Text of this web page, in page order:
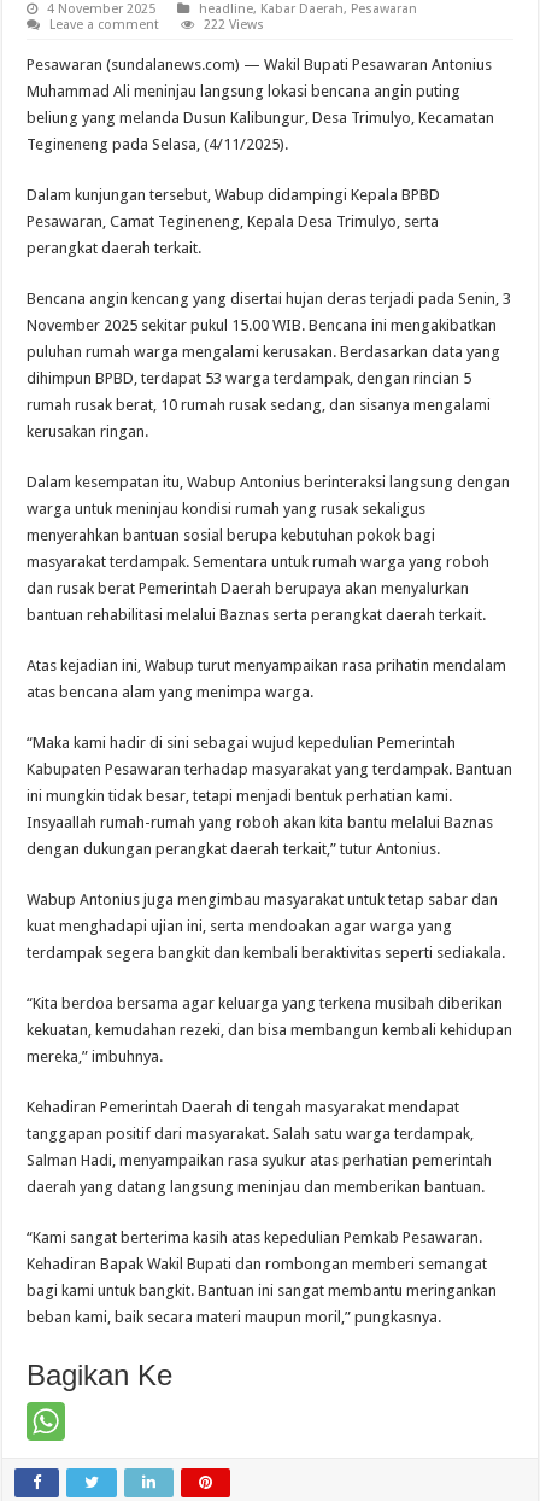
4 November 2025 headline, Kabar Daerah, Pesawaran
Leave a comment
222 Views
Pesawaran (sundalanews.com) — Wakil Bupati Pesawaran Antonius
Muhammad Ali meninjau langsung lokasi bencana angin puting
beliung yang melanda Dusun Kalibungur, Desa Trimulyo, Kecamatan
Tegineneng pada Selasa, (4/11/2025).
Dalam kunjungan tersebut, Wabup didampingi Kepala BPBD
Pesawaran, Camat Tegineneng, Kepala Desa Trimulyo, serta
perangkat daerah terkait.
Bencana angin kencang yang disertai hujan deras terjadi pada Senin, 3
November 2025 sekitar pukul 15.00 WIB. Bencana ini mengakibatkan
puluhan rumah warga mengalami kerusakan. Berdasarkan data yang
dihimpun BPBD, terdapat 53 warga terdampak, dengan rincian 5
rumah rusak berat, 10 rumah rusak sedang, dan sisanya mengalami
kerusakan ringan.
Dalam kesempatan itu, Wabup Antonius berinteraksi langsung dengan
warga untuk meninjau kondisi rumah yang rusak sekaligus
menyerahkan bantuan sosial berupa kebutuhan pokok bagi
masyarakat terdampak. Sementara untuk rumah warga yang roboh
dan rusak berat Pemerintah Daerah berupaya akan menyalurkan
bantuan rehabilitasi melalui Baznas serta perangkat daerah terkait.
Atas kejadian ini, Wabup turut menyampaikan rasa prihatin mendalam
atas bencana alam yang menimpa warga.
“Maka kami hadir di sini sebagai wujud kepedulian Pemerintah
Kabupaten Pesawaran terhadap masyarakat yang terdampak. Bantuan
ini mungkin tidak besar, tetapi menjadi bentuk perhatian kami.
Insyaallah rumah-rumah yang roboh akan kita bantu melalui Baznas
dengan dukungan perangkat daerah terkait,” tutur Antonius.
Wabup Antonius juga mengimbau masyarakat untuk tetap sabar dan
kuat menghadapi ujian ini, serta mendoakan agar warga yang
terdampak segera bangkit dan kembali beraktivitas seperti sediakala.
“Kita berdoa bersama agar keluarga yang terkena musibah diberikan
kekuatan, kemudahan rezeki, dan bisa membangun kembali kehidupan
mereka,” imbuhnya.
Kehadiran Pemerintah Daerah di tengah masyarakat mendapat
tanggapan positif dari masyarakat. Salah satu warga terdampak,
Salman Hadi, menyampaikan rasa syukur atas perhatian pemerintah
daerah yang datang langsung meninjau dan memberikan bantuan.
“Kami sangat berterima kasih atas kepedulian Pemkab Pesawaran.
Kehadiran Bapak Wakil Bupati dan rombongan memberi semangat
bagi kami untuk bangkit. Bantuan ini sangat membantu meringankan
beban kami, baik secara materi maupun moril,” pungkasnya.
Bagikan Ke